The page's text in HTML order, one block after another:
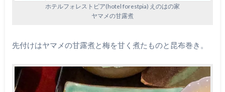
ホテルフォレストピア(hotel forestpia) えのはの家
ヤマメの甘露煮
先付けはヤマメの甘露煮と梅を甘く煮たものと昆布巻き。